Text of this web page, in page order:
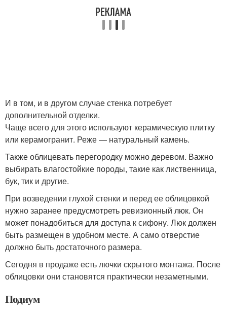
И в том, и в другом случае стенка потребует
дополнительной отделки.
Чаще всего для этого используют керамическую плитку
или керамогранит. Реже — натуральный камень.
Также облицевать перегородку можно деревом. Важно
выбирать влагостойкие породы, такие как лиственница,
бук, тик и другие.
При возведении глухой стенки и перед ее облицовкой
нужно заранее предусмотреть ревизионный люк. Он
может понадобиться для доступа к сифону. Люк должен
быть размещен в удобном месте. А само отверстие
должно быть достаточного размера.
Сегодня в продаже есть лючки скрытого монтажа. После
облицовки они становятся практически незаметными.
Подиум